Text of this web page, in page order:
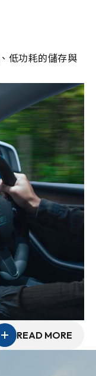
低功耗的儲存與
READ MORE